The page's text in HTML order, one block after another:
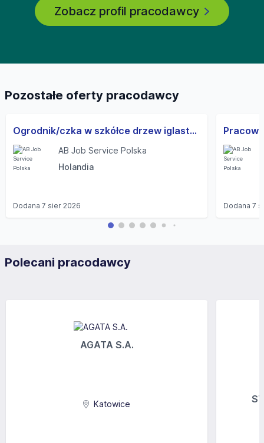
Zobacz profil pracodawcy
Pozostałe oferty pracodawcy
Ogrodnik/czka w szkółce drzew iglastych – praca w Holandii (M/K)
AB Job Service Polska
Holandia
Dodana 7 sier 2026 Dodana7
Polecani pracodawcy
AGATA S.A.
Katowice